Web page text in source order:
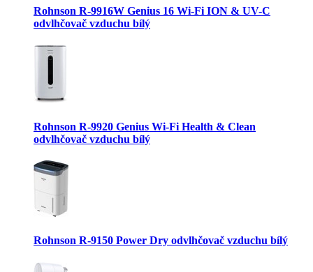
Rohnson R-9916W Genius 16 Wi-Fi ION & UV-C
odvlhčovač vzduchu bílý
Rohnson R-9920 Genius Wi-Fi Health & Clean
odvlhčovač vzduchu bílý
Rohnson R-9150 Power Dry odvlhčovač vzduchu bílý